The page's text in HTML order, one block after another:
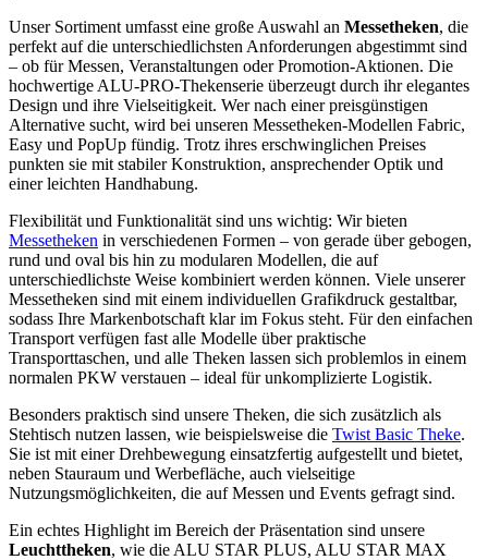
Unser Sortiment umfasst eine große Auswahl an Messetheken, die
perfekt auf die unterschiedlichsten Anforderungen abgestimmt sind
– ob für Messen, Veranstaltungen oder Promotion-Aktionen. Die
hochwertige ALU-PRO-Thekenserie überzeugt durch ihr elegantes
Design und ihre Vielseitigkeit. Wer nach einer preisgünstigen
Alternative sucht, wird bei unseren Messetheken-Modellen Fabric,
Easy und PopUp fündig. Trotz ihres erschwinglichen Preises
punkten sie mit stabiler Konstruktion, ansprechender Optik und
einer leichten Handhabung.
Flexibilität und Funktionalität sind uns wichtig: Wir bieten
Messetheken in verschiedenen Formen – von gerade über gebogen,
rund und oval bis hin zu modularen Modellen, die auf
unterschiedlichste Weise kombiniert werden können. Viele unserer
Messetheken sind mit einem individuellen Grafikdruck gestaltbar,
sodass Ihre Markenbotschaft klar im Fokus steht. Für den einfachen
Transport verfügen fast alle Modelle über praktische
Transporttaschen, und alle Theken lassen sich problemlos in einem
normalen PKW verstauen – ideal für unkomplizierte Logistik.
Besonders praktisch sind unsere Theken, die sich zusätzlich als
Stehtisch nutzen lassen, wie beispielsweise die Twist Basic Theke.
Sie ist mit einer Drehbewegung einsatzfertig aufgestellt und bietet,
neben Stauraum und Werbefläche, auch vielseitige
Nutzungsmöglichkeiten, die auf Messen und Events gefragt sind.
Ein echtes Highlight im Bereich der Präsentation sind unsere
Leuchttheken, wie die ALU STAR PLUS, ALU STAR MAX